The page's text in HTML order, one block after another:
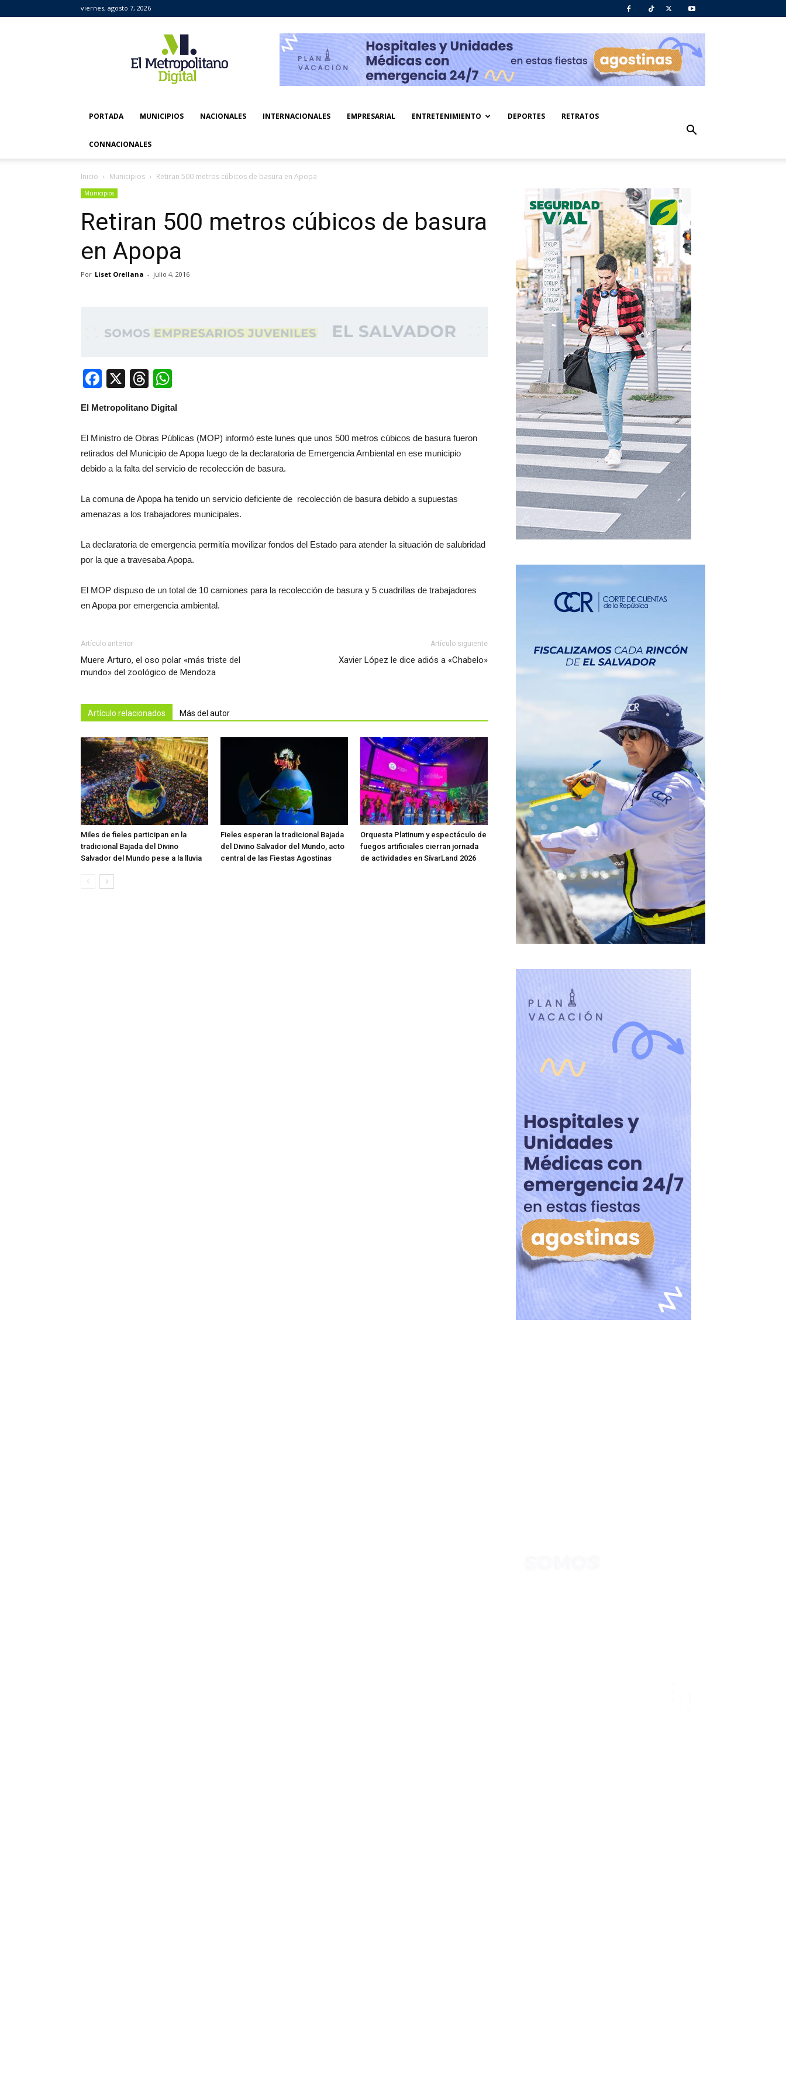
viernes, agosto 7, 2026
Metropolitano
Digital
PORTADA MUNICIPIOS NACIONALES INTERNACIONALES EMPRESARIAL ENTRETENIMIENTO DEPORTES RETRATOS
CONNACIONALES
Inicio Municipios Retiran 500 metros cúbicos de basura en Apopa
Municipios
Retiran 500 metros cúbicos de basura
en Apopa
Por Liset Orellana - julio 4, 2016
Facebook
X Threads
El Metropolitano Digital
El Ministro de Obras Públicas (MOP) informó este lunes que unos 500 metros cúbicos de basura fueron
retirados del Municipio de Apopa luego de la declaratoria de Emergencia Ambiental en ese municipio
debido a la falta del servicio de recolección de basura.
La comuna de Apopa ha tenido un servicio deficiente de recolección de basura debido a supuestas
amenazas a los trabajadores municipales.
La declaratoria de emergencia permitía movilizar fondos del Estado para atender la situación de salubridad
por la que a travesaba Apopa.
El MOP dispuso de un total de 10 camiones para la recolección de basura y 5 cuadrillas de trabajadores
en Apopa por emergencia ambiental.
Artículo anterior
Muere Arturo, el oso polar «más triste del
mundo» del zoológico de Mendoza
Artículo siguiente
Xavier López le dice adiós a «Chabelo»
Artículo relacionados Más del autor
Miles de fieles participan en la
tradicional Bajada del Divino
Salvador del Mundo pese a la lluvia
Fieles esperan la tradicional Bajada
del Divino Salvador del Mundo, acto
central de las Fiestas Agostinas
Orquesta Platinum y espectáculo de
fuegos artificiales cierran jornada
de actividades en SívarLand 2026